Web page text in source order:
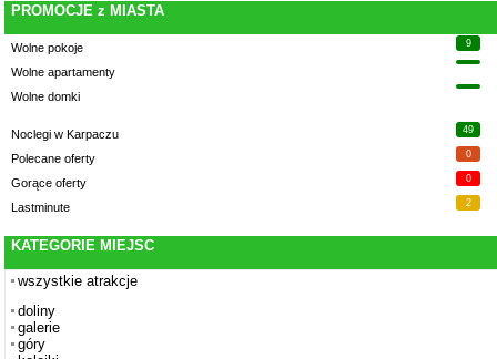
PROMOCJE z MIASTA
Wolne pokoje 9
Wolne apartamenty
Wolne domki
Noclegi w Karpaczu 49
Polecane oferty 0
Gorące oferty 0
Lastminute 2
KATEGORIE MIEJSC
wszystkie atrakcje
doliny
galerie
góry